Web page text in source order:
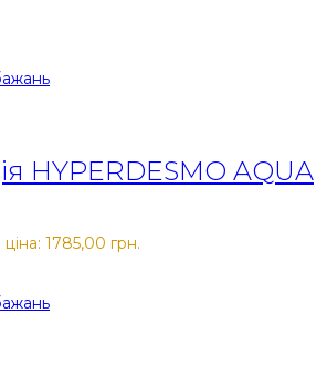
HYPERDESMO AQUA
1785,00 грн.